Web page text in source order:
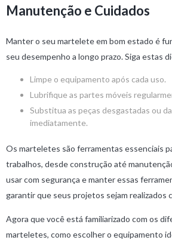
Manutenção e Cuidados
Manter o seu martelete em bom estado é
seu desempenho a longo prazo. Siga estas
Limpe o equipamento após cada uso.
Lubrifique as partes móveis
Substitua as peças desgastadas ou
imediatamente.
Os marteletes são ferramentas essenciais
trabalhos, desde construção até
usar com segurança e manter essas
garantir que seus projetos sejam realizados
Agora que você está familiarizado com os
marteletes, como escolher o equipamento